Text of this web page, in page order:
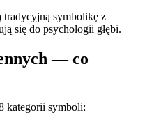
tradycyjną symbolikę z
się do psychologii głębi.
— co
kategorii symboli: